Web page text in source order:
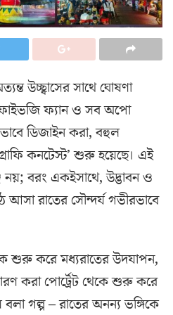
উচ্ছ্বাসের সাথে ঘোষণা
ফ্যান ও সব অপো
ডিজাইন করা, বহুল
কনটেস্ট’ শুরু হয়েছে। এই
নয়; বরং একইসাথে, উদ্ভাবন ও
রাতের সৌন্দর্য গভীরভাবে
করে মধ্যরাতের উদযাপন,
করা পোর্ট্রেট থেকে শুরু করে
বলা গল্প – রাতের অনন্য ভঙ্গিকে